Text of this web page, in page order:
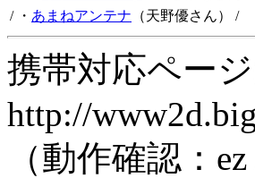
/ ・ あまねアンテナ （天野優さん） /
携帯対応ペー
http://
（動作確認：